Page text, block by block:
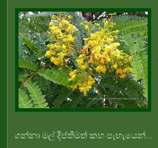
ගන්නා මල් දීප්තිමත් කහ පැහැයෙන්...